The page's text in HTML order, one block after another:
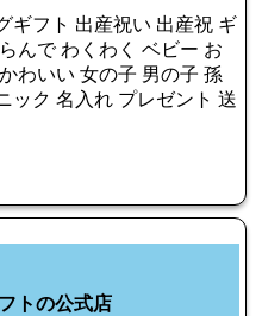
ギフト 出産祝い 出産祝 ギ
んで わくわく ベビー お
わいい 女の子 男の子 孫
ック 名入れ プレゼント 送
トの公式店